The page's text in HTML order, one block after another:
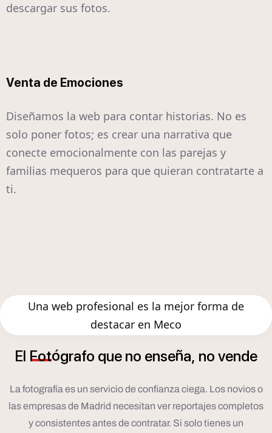
descargar sus fotos.
Venta de Emociones
Diseñamos la web para contar historias. No es
solo poner fotos; es crear una narrativa que
conecte emocionalmente con las parejas y
familias mequeros para que quieran contratarte a
ti.
Una web profesional es la mejor forma de
destacar en Meco
El Fotógrafo que no enseña, no vende
La fotografía es un servicio de confianza ciega. Los novios o
las empresas de Madrid necesitan ver reportajes completos
y consistentes antes de contratar. Si solo tienes un